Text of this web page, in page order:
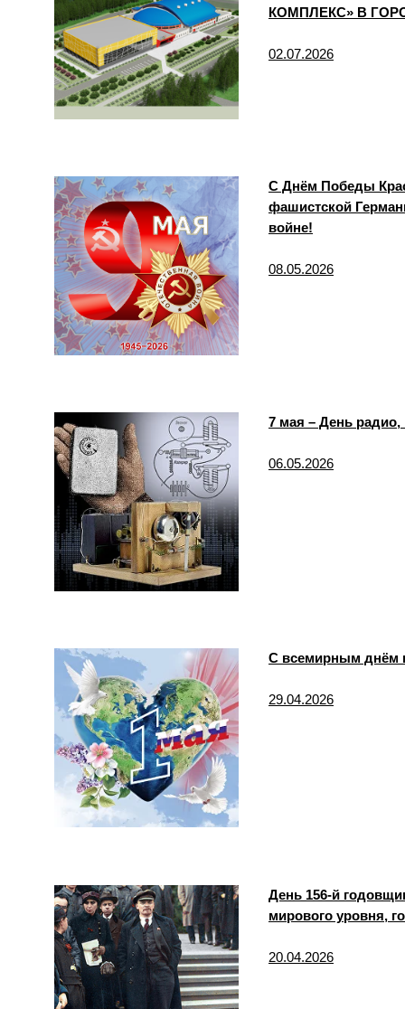
День 156-й
мирового уровня,
20.04.2026
C всемирным днём
29.04.2026
7 мая – День радио,
06.05.2026
С Днём Победы
фашистской
войне!
08.05.2026
КОМПЛЕКС» В
02.07.2026